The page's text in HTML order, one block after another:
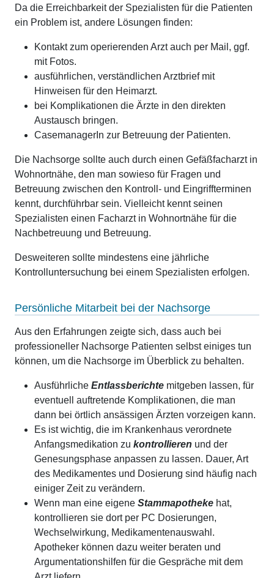
Da die Erreichbarkeit der Spezialisten für die Patienten
ein Problem ist, andere Lösungen finden:
Kontakt zum operierenden Arzt auch per Mail, ggf.
mit Fotos.
ausführlichen, verständlichen Arztbrief mit
Hinweisen für den Heimarzt.
bei Komplikationen die Ärzte in den direkten
Austausch bringen.
CasemanagerIn zur Betreuung der Patienten.
Die Nachsorge sollte auch durch einen Gefäßfacharzt in
Wohnortnähe, den man sowieso für Fragen und
Betreuung zwischen den Kontroll- und Eingriffterminen
kennt, durchführbar sein. Vielleicht kennt seinen
Spezialisten einen Facharzt in Wohnortnähe für die
Nachbetreuung und Betreuung.
Desweiteren sollte mindestens eine jährliche
Kontrolluntersuchung bei einem Spezialisten erfolgen.
Persönliche Mitarbeit bei der Nachsorge
Aus den Erfahrungen zeigte sich, dass auch bei
professioneller Nachsorge Patienten selbst einiges tun
können, um die Nachsorge im Überblick zu behalten.
Ausführliche Entlassberichte mitgeben lassen, für
eventuell auftretende Komplikationen, die man
dann bei örtlich ansässigen Ärzten vorzeigen kann.
Es ist wichtig, die im Krankenhaus verordnete
Anfangsmedikation zu kontrollieren und der
Genesungsphase anpassen zu lassen. Dauer, Art
des Medikamentes und Dosierung sind häufig nach
einiger Zeit zu verändern.
Wenn man eine eigene Stammapotheke hat,
kontrollieren sie dort per PC Dosierungen,
Wechselwirkung, Medikamentenauswahl.
Apotheker können dazu weiter beraten und
Argumentationshilfen für die Gespräche mit dem